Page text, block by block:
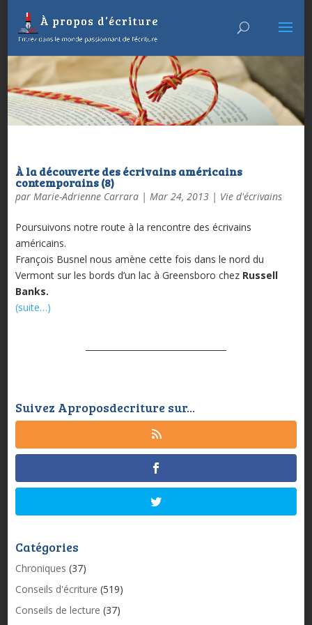
À la découverte des écrivains américains
contemporains (8)
par Marie-Adrienne Carrara| Mar 24, 2013| Vie d'écrivains
Poursuivons notre route à la rencontre des écrivains
américains.
François Busnel nous amène cette fois dans le nord du
Vermont sur les bords d’un lac à Greensboro chez Russell
Banks.
(suite…)
Suivez Aproposdecriture sur...
Catégories
Chroniques (37)
Conseils d'écriture (519)
Conseils de lecture (37)